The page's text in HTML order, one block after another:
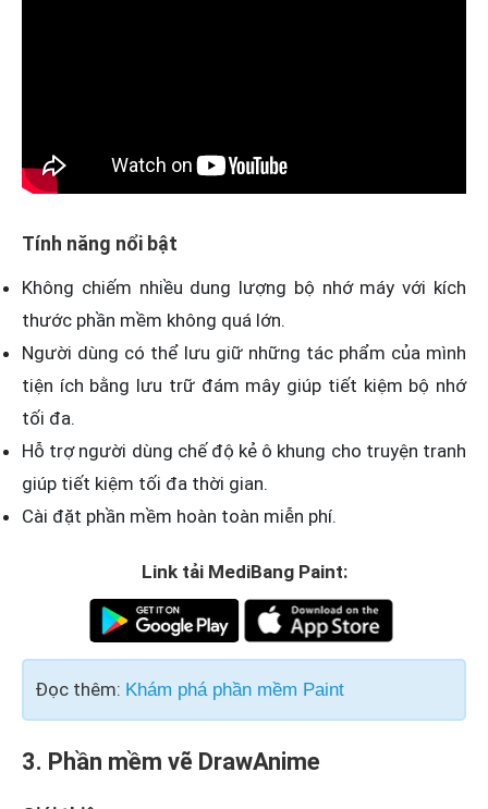
Tính năng nổi bật
Không chiếm nhiều dung lượng bộ nhớ máy với kích
thước phần mềm không quá lớn.
Người dùng có thể lưu giữ những tác phẩm của mình
tiện ích bằng lưu trữ đám mây giúp tiết kiệm bộ nhớ
tối đa.
Hỗ trợ người dùng chế độ kẻ ô khung cho truyện tranh
giúp tiết kiệm tối đa thời gian.
Cài đặt phần mềm hoàn toàn miễn phí.
Link tải MediBang Paint:
Đọc thêm: Khám phá phần mềm Paint
3. Phần mềm vẽ DrawAnime